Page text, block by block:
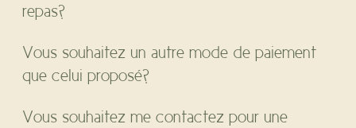
repas?
Vous souhaitez un autre mode de paiement
que celui proposé?
Vous souhaitez me contactez pour une